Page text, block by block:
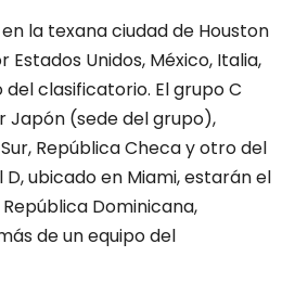
la texana ciudad de Houston
Unidos, México, Italia,
clasificatorio. El grupo C
Japón (sede del grupo),
República Checa y otro del
ubicado en Miami, estarán el
Dominicana,
de un equipo del